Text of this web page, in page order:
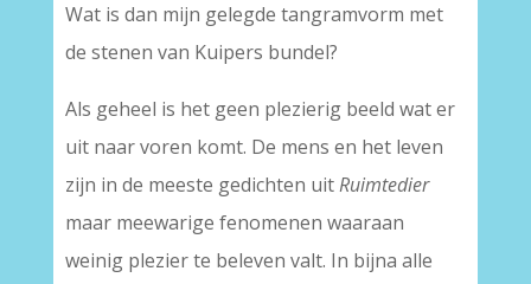
Wat is dan mijn gelegde tangramvorm met
de stenen van Kuipers bundel?
Als geheel is het geen plezierig beeld wat er
uit naar voren komt. De mens en het leven
zijn in de meeste gedichten uitRuimtedier
maar meewarige fenomenen waaraan
weinig plezier te beleven valt. In bijna alle